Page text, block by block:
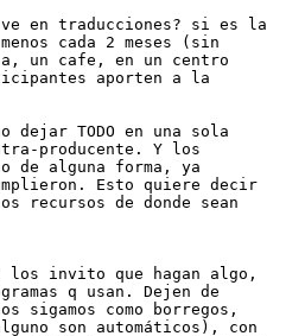
en traducciones? si es la
cada 2 meses (sin
un cafe, en un centro
aporten a la
TODO en una sola
producente. Y los
de alguna forma, ya
Esto quiere decir
recursos de donde sean
los invito que hagan algo,
q usan. Dejen de
sigamos como borregos,
son automáticos), con